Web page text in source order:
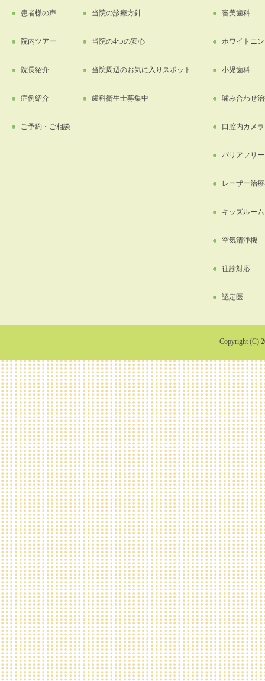
患者様の声
院内ツアー
院長紹介
症例紹介
ご予約・ご相談
当院の診療方針
当院の4つの安心
当院周辺のお気に入りスポット
歯科衛生士募集中
審美歯科
ホワイトニ
小児歯科
噛み合わせ
口腔内カメラ
バリアフリー
レーザー治
キッズルーム
空気清浄機
往診対応
認定医
Copyright (C)